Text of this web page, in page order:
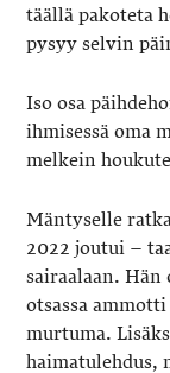
täällä pakoteta
pysyy selvin
Iso osa
ihmisessä oma
melkein
Mäntyselle
2022 joutui –
sairaalaan. Hän
otsassa
murtuma.
haimatulehdus,